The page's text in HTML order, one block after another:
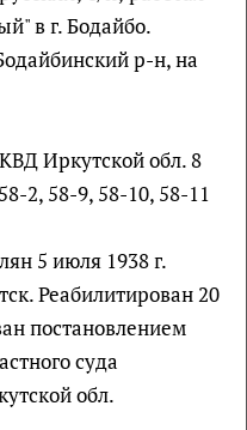
в г. Бодайбо.
р-н, на
Иркутской обл. 8
2, 58-9, 58-10, 58-11
5 июля 1938 г.
Реабилитирован 20
постановлением
суда
обл.